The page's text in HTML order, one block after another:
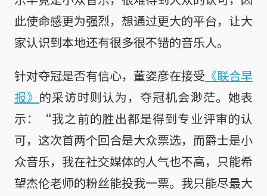
此使命感更为强烈，想通过更大的平台，让大
家认识到本地还有很多很不错的音乐人。
针对夺冠是否有信心，董姿彦在接受 《联合早
报》 的采访时则认为，夺冠机会渺茫。她表
示：“我之前的胜出都是得到专业评审的认
可，这次首两个回合是大众票选，而爵士是小
众音乐，我在社交媒体的人气也不高，只能希
望杰伦老师的粉丝能投我一票。我只能尽最大